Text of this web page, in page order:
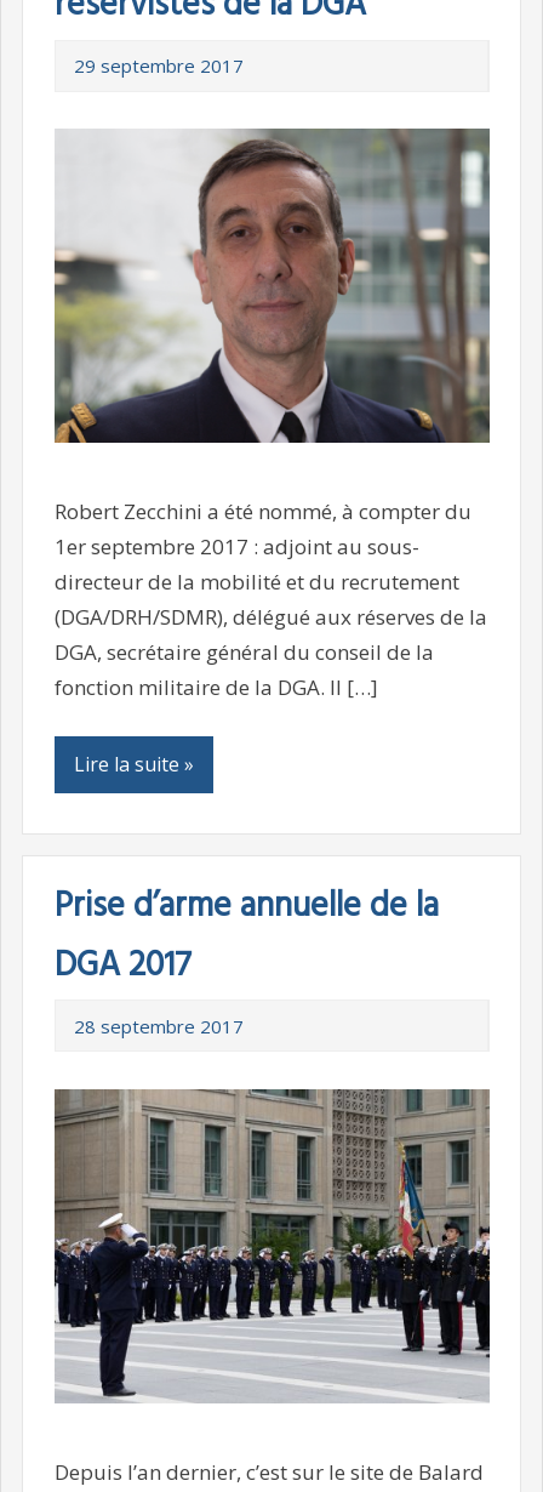
29 septembre 2017
Robert Zecchini a été nommé, à compter du
1er septembre 2017 : adjoint au sous-
directeur de la mobilité et du recrutement
(DGA/DRH/SDMR), délégué aux réserves de la
DGA, secrétaire général du conseil de la
fonction militaire de la DGA. Il […]
Lire la suite »
Prise d’arme annuelle de la
DGA 2017
28 septembre 2017
Depuis l’an dernier, c’est sur le site de Balard